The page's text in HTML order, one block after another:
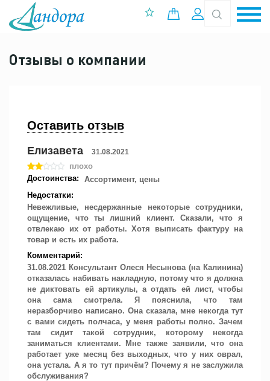
0 позиций
Вход
Отзывы о компании
Оставить отзыв
Елизавета 31.08.2021
плохо
Достоинства:
Ассортимент, цены
Недостатки:
Невежливые, несдержанные некоторые сотрудники,
ощущение, что ты лишний клиент. Сказали, что я
отвлекаю их от работы. Хотя выписать фактуру на
товар и есть их работа.
Комментарий:
31.08.2021 Консультант Олеся Несынова (на Калинина)
отказалась набивать накладную, потому что я должна
не диктовать ей артикулы, а отдать ей лист, чтобы
она сама смотрела. Я пояснила, что там
неразборчиво написано. Она сказала, мне некогда тут
с вами сидеть полчаса, у меня работы полно. Зачем
там сидит такой сотрудник, которому некогда
заниматься клиентами. Мне также заявили, что она
работает уже месяц без выходных, что у них оврал,
она устала. А я то тут причём? Почему я не заслужила
обслуживания?